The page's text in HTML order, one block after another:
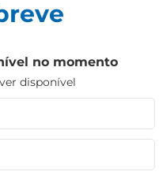
no momento
disponível